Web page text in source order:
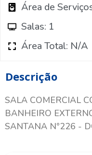
Área de
Salas: 1
Área Total: N/A
Descrição
SALA COMERCIAL
BANHEIRO
SANTANA N°226 -